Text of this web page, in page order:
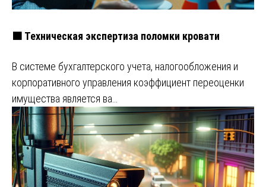
🟧 Техническая экспертиза поломки кровати
В системе бухгалтерского учета, налогообложения и
корпоративного управления коэффициент переоценки
имущества является ва…